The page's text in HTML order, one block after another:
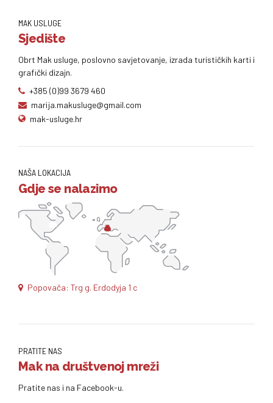
MAK USLUGE
Sjedište
Obrt Mak usluge, poslovno savjetovanje, izrada turističkih karti i
grafički dizajn.
+385 (0)99 3679 460
marija.makusluge@gmail.com
mak-usluge.hr
NAŠA LOKACIJA
Gdje se nalazimo
Popovača: Trg g. Erdodyja 1 c
PRATITE NAS
Mak na društvenoj mreži
Pratite nas i na Facebook-u.